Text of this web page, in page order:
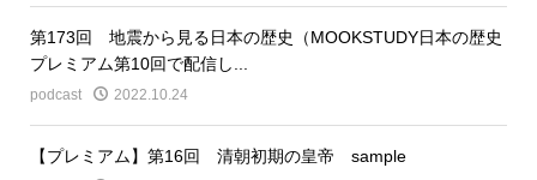
第173回 地震から見る日本の歴史（MOOKSTUDY日本の歴史
プレミアム第10回で配信し...
podcast 2022.10.24
【プレミアム】第16回 清朝初期の皇帝 sample